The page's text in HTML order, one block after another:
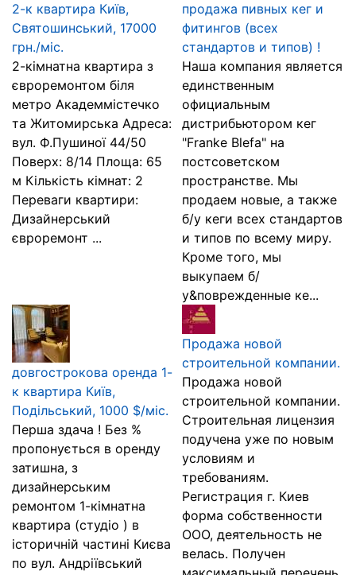
2-к квартира Київ,
Святошинський, 17000
грн./міс.
2-кімнатна квартира з
євроремонтом біля
метро Академмістечко
та Житомирська Адреса:
вул. Ф.Пушиної 44/50
Поверх: 8/14 Площа: 65
м Кількість кімнат: 2
Переваги квартири:
Дизайнерський
євроремонт ...
продажа пивных кег и
фитингов (всех
стандартов и типов) !
Наша компания является
единственным
официальным
дистрибьютором кег
"Franke Blefa" на
постсоветском
пространстве. Мы
продаем новые, a также
б/у кеги всех стандартов
и типов по всему миру.
Кроме того, мы
выкупаем б/
у&поврежденные ке...
довгострокова оренда 1-
к квартира Київ,
Подільський, 1000 $/міс.
Перша здача ! Без %
пропонується в оренду
затишна, з
дизайнерським
ремонтом 1-кімнатна
квартира (студіо ) в
історичній частині Києва
по вул. Андріївський
Продажа новой
строительной компании.
Продажа новой
строительной компании.
Строительная лицензия
подучена уже по новым
условиям и
требованиям.
Регистрация г. Киев
форма собственности
ООО, деятельность не
велась. Получен